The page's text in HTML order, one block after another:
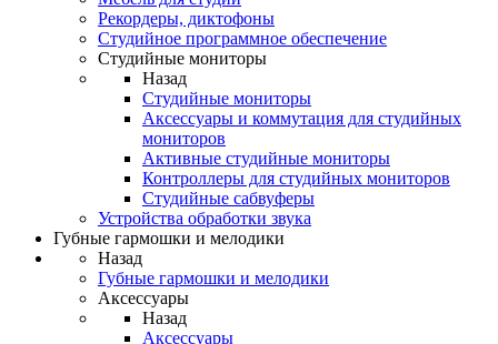
Рекордеры, диктофоны
Студийное программное обеспечение
Студийные мониторы
Назад
Студийные мониторы
Аксессуары и коммутация для студийных
мониторов
Активные студийные мониторы
Контроллеры для студийных мониторов
Студийные сабвуферы
Устройства обработки звука
Губные гармошки и мелодики
Назад
Губные гармошки и мелодики
Аксессуары
Назад
Аксессуары